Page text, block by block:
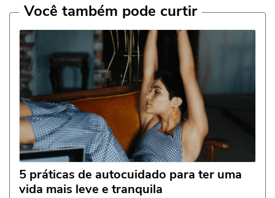
Você também pode curtir
5 práticas de autocuidado para ter uma
vida mais leve e tranquila